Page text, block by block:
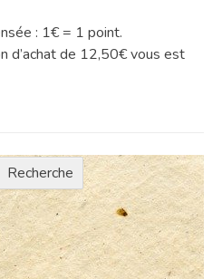
: 1€ = 1 point.
d’achat de 12,50€ vous est
Recherche